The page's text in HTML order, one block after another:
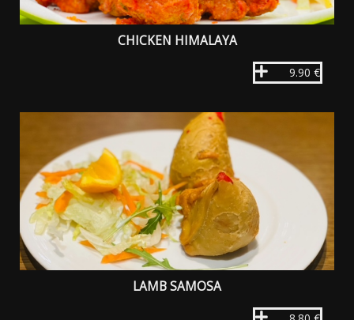
CHICKEN HIMALAYA
9.90 €
LAMB SAMOSA